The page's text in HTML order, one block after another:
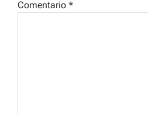
Comentario *